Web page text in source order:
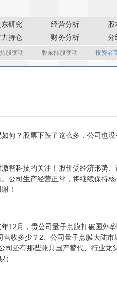
东研究 经营分析 股
持仓 财务分析 分
股变动 股东持股变动 投资者
何？股票下跌了这么多，公司也
智科技的关注！股价受经济形势
公司生产经营正常，将继续保持
！
12月，贵公司量子点膜打破国外
营收多少？2、公司量子点膜大陆
司还有那些兼具国产替代、行业龙
）